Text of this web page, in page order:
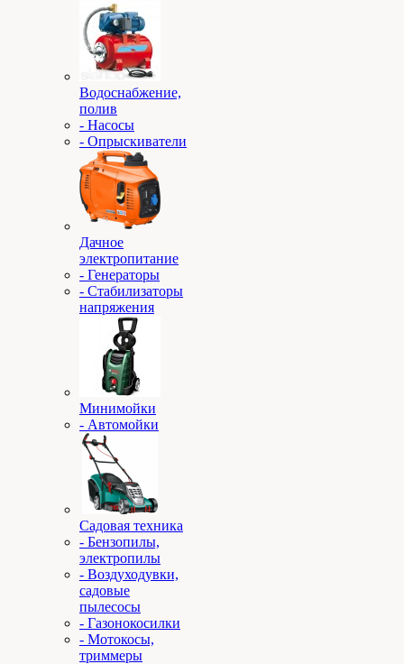
Водоснабжение,
полив
- Насосы
- Опрыскиватели
Дачное
электропитание
- Генераторы
- Стабилизаторы
напряжения
Минимойки
- Автомойки
Садовая техника
- Бензопилы,
электропилы
- Воздуходувки,
садовые
пылесосы
- Газонокосилки
- Мотокосы,
триммеры